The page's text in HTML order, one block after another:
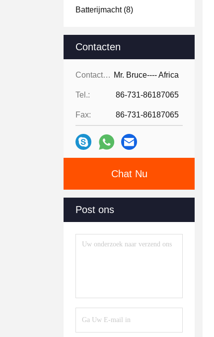
Batterijmacht(8)
Contacten
Contacten: Mr. Bruce---- Africa
Tel.: 86-731-86187065
Fax: 86-731-86187065
Chat Nu
Post ons